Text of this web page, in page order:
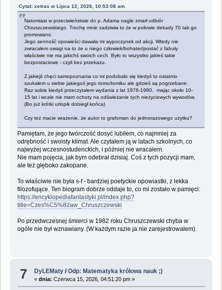
Cytat: xetras w Lipca 12, 2026, 10:53:08 am
Natomiast w przeciwieństwie do p. Adama nagle zmarł odbiór
Chruszczewskiego. Trochę mnie zadziwia to że w połowie dekady 70 tak go
promowano.
Jego senność opowieści dawała mi wypoczynek od akcji. Wtedy nie
zwracałem uwagi na to że u niego człowiek/bohater/postać z fabuły
właściwie nie ma jakichś swoich cech. Było to wszystko jakieś takie
bezpostaciowe - czyli bez przekazu.
Z jakiejś chęci samopoznania co mi podobało się kiedyś to ostatnio
szukałem u siebie jakiegoś jego tomu/tomiku ale gdzieś są pogrzebane.
Raz sobie kiedyś przeczytałem wydania z lat 1976-1980, mając około 10-
15 lat i wcale nie mam ochoty na odświeżanie tych nieżyciowych wywodów.
(Bo już krótki urlopik dobiegł końca)
Czy też macie wrażenie, że autor to grafoman do jednorazowego użytku?
Pamiętam, że jego twórczość dosyć lubiłem, co najmniej za
odrębność i swoisty klimat. Ale czytałem ją w latach szkolnych, co
najwyżej wczesnostudenckich, i później nie wracałem.
Nie mam pojęcia, jak bym odebrał dzisiaj. Coś z tych pozycji mam,
ale też głęboko zakopane.
To właściwie nie była s-f - bardziej poetyckie opowiastki, z lekka
filozofujące. Ten biogram dobrze oddaje to, co mi zostało w pamięci:
https://encyklopediafantastyki.pl/index.php?
title=Czes%C5%82aw_Chruszczewski
Po przedwczesnej śmierci w 1982 roku Chruszczewski chyba w
ogóle nie był wznawiany. (W każdym razie ja nie zarejestrowałem).
7 DyLEMaty /Odp: Matematyka królowa nauk ;)
«dnia: Czerwca 15, 2026, 04:51:20 pm »